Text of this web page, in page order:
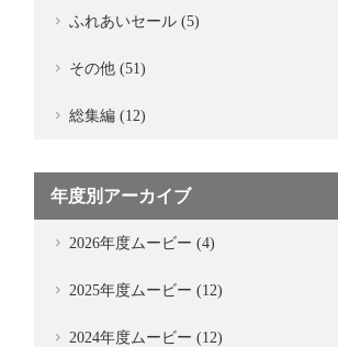
ふれあいセール (5)
その他 (51)
総集編 (12)
年度別アーカイブ
2026年度ムービー (4)
2025年度ムービー (12)
2024年度ムービー (12)